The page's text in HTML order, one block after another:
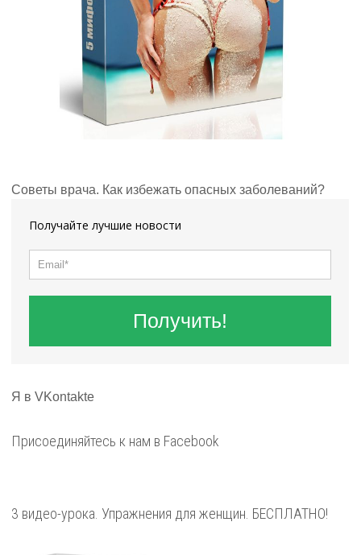
Советы врача. Как избежать опасных заболеваний?
Получайте лучшие новости
Получить!
Я в VKontakte
Присоединяйтесь к нам в Facebook
3 видео-урока. Упражнения для женщин. БЕСПЛАТНО!